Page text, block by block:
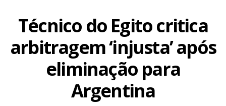
Técnico do Egito critica
arbitragem ‘injusta’ após
eliminação para
Argentina